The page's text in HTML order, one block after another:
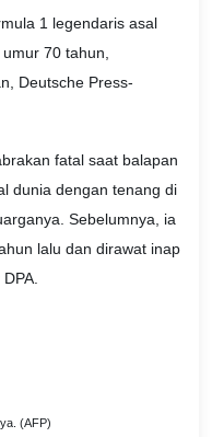
1 legendaris asal
70 tahun,
Deutsche Press-
fatal saat balapan
dunia dengan tenang di
Sebelumnya, ia
lalu dan dirawat inap
(AFP)